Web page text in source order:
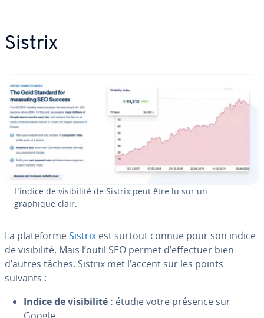
Sistrix
L’indice de vi­si­bi­lité de Sistrix peut être lu sur un
graphique clair.
La pla­te­formeSistrix est surtout connue pour son indice
de vi­si­bi­lité. Mais l’outil SEO permet d’effectuer bien
d’autres tâches. Sistrix met l’accent sur les points
suivants :
Indice de vi­si­bi­lité : étudie votre présence sur
Google